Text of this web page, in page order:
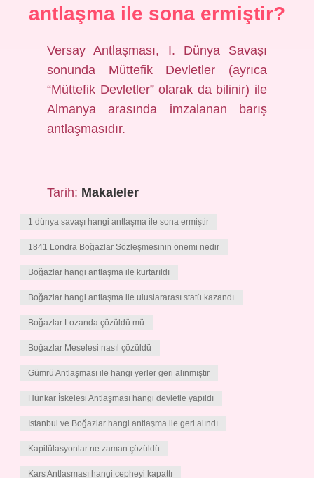
antlaşma ile sona ermiştir?
Versay Antlaşması, I. Dünya Savaşı
sonunda Müttefik Devletler (ayrıca
“Müttefik Devletler” olarak da bilinir) ile
Almanya arasında imzalanan barış
antlaşmasıdır.
Tarih: Makaleler
1 dünya savaşı hangi antlaşma ile sona ermiştir
1841 Londra Boğazlar Sözleşmesinin önemi nedir
Boğazlar hangi antlaşma ile kurtarıldı
Boğazlar hangi antlaşma ile uluslararası statü kazandı
Boğazlar Lozanda çözüldü mü
Boğazlar Meselesi nasıl çözüldü
Gümrü Antlaşması ile hangi yerler geri alınmıştır
Hünkar İskelesi Antlaşması hangi devletle yapıldı
İstanbul ve Boğazlar hangi antlaşma ile geri alındı
Kapitülasyonlar ne zaman çözüldü
Kars Antlaşması hangi cepheyi kapattı